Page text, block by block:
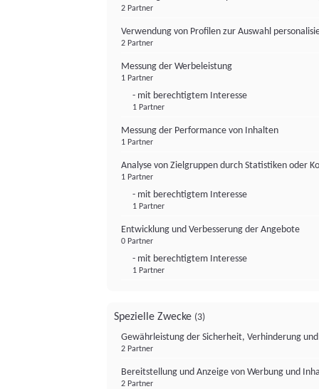
2 Partner
Verwendung von Profilen zur Auswahl
2 Partner
Messung der Werbeleistung
1 Partner
- mit berechtigtem Interesse
1 Partner
Messung der Performance von Inhalten
1 Partner
Analyse von Zielgruppen durch Statistiken oder
1 Partner
- mit berechtigtem Interesse
1 Partner
Entwicklung und Verbesserung der Angebote
0 Partner
- mit berechtigtem Interesse
1 Partner
Spezielle Zwecke (3)
Gewährleistung der Sicherheit, Verhinderung
2 Partner
Bereitstellung und Anzeige von Werbung und
2 Partner